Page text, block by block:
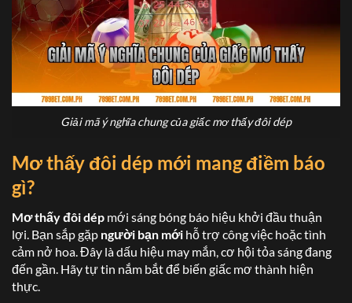
Giải mã ý nghĩa chung của giấc mơ thấy đôi dép
Mơ thấy đôi dép mới mang điềm báo
gì?
Mơ thấy đôi dép mới sáng bóng báo hiệu khởi đầu thuận
lợi. Bạn sắp gặp người bạn mới hỗ trợ công việc hoặc tình
cảm nở hoa. Đây là dấu hiệu may mắn, cơ hội tỏa sáng đang
đến gần. Hãy tự tin nắm bắt để biến giấc mơ thành hiện
thực.